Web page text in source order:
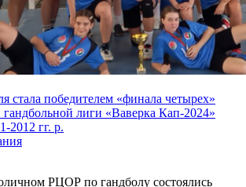
победителем «финала четырех»
лиги «Ваверка Кап-2024»
2012 гг. р.
РЦОР по гандболу состоялись